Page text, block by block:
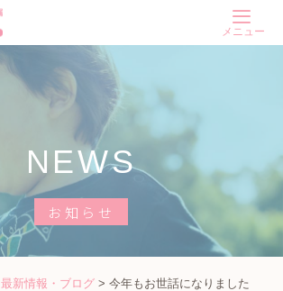
メニュー
NEWS
お知らせ
最新情報・ブログ > 今年もお世話になりました